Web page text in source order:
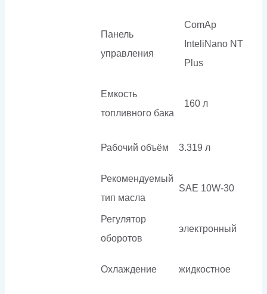
Панель
управления
ComAp
InteliNano NT
Plus
Емкость
топливного бака
160 л
Рабочий объём 3.319 л
Рекомендуемый
тип масла
SAE 10W-30
Регулятор
оборотов
электронный
Охлаждение жидкостное